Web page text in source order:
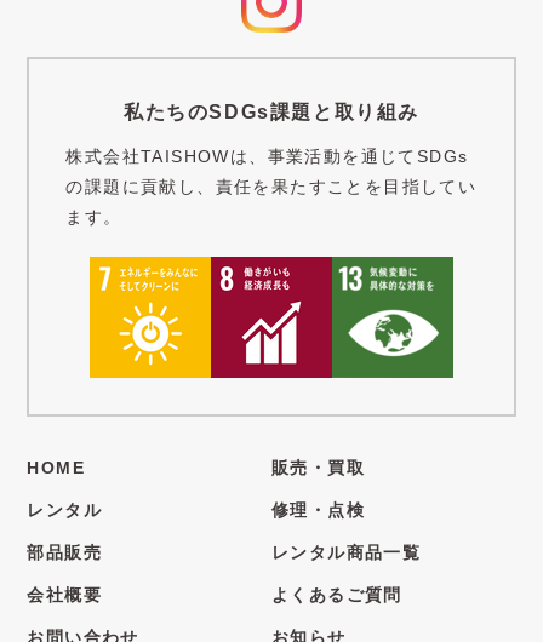
私たちのSDGs課題と取り組み
株式会社TAISHOWは、事業活動を通じてSDGs
の課題に貢献し、責任を果たすことを目指してい
ます。
HOME 販売・買取
レンタル 修理・点検
部品販売 レンタル商品一覧
会社概要 よくあるご質問
お問い合わせ お知らせ